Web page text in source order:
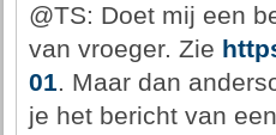
@TS: Doet mij een
van vroeger. Zie
01. Maar dan
je het bericht van